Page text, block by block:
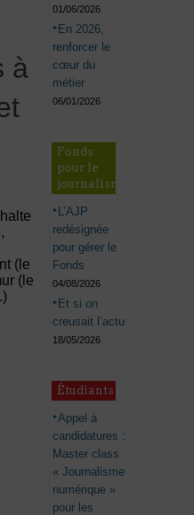
à
(le
(le
01/06/2026
En 2026,
renforcer le
cœur du
métier
06/01/2026
Fonds
pour le
journalisme
L’AJP
redésignée
pour gérer le
Fonds
04/08/2026
Et si on
creusait l’actu
18/05/2026
Étudiants
Appel à
candidatures :
Master class
« Journalisme
numérique »
pour les